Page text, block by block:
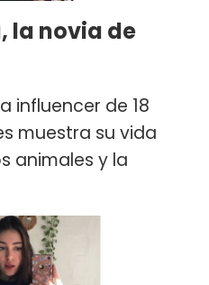
la novia de
influencer de 18
muestra su vida
animales y la